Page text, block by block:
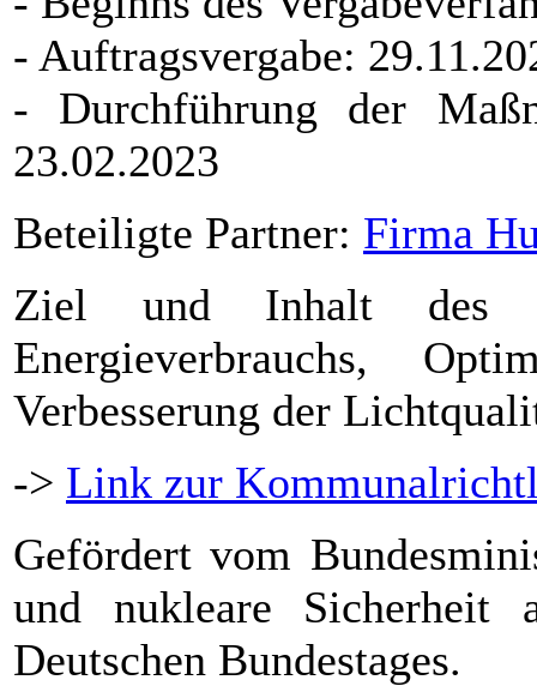
- Auftragsvergabe:
- Durchführung der
23.02.2023
Beteiligte Partner: Firma
Ziel und Inhalt des
Energieverbrauchs,
Verbesserung der
-> Link zur
Gefördert vom
und nukleare Sicherheit
Deutschen Bundestages.